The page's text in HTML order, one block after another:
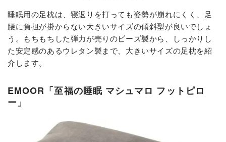
睡眠用の足枕は、寝返りを打っても姿勢が崩れにくく、足
腰に負担が掛からない大きいサイズの傾斜型が良いでしょ
う。もちもちした弾力が売りのビーズ製から、しっかりし
た安定感のあるウレタン製まで、大きいサイズの足枕を紹
介します。
EMOOR「至福の睡眠 マシュマロ フットピロ
ー」